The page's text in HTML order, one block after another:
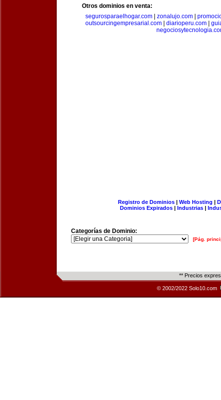
Otros dominios en venta:
segurosparaelhogar.com| zonalujo.com|
outsourcingempresarial.com| diarioperu.com|
Registro de Dominios| Web Hosting |
Dominios Expirados | Industrias |
Categorías de Dominio:
[Pág.
** Precios
© 2002/2022 Solo10.com